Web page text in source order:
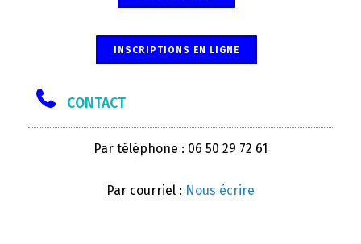
INSCRIPTIONS EN LIGNE
CONTACT
Par téléphone : 06 50 29 72 61
Par courriel : Nous écrire